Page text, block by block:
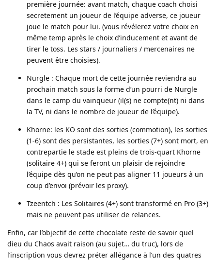
première journée: avant match, chaque coach choisi
secretement un joueur de l’équipe adverse, ce joueur
joue le match pour lui. (vous révélerez votre choix en
même temp après le choix d’inducement et avant de
tirer le toss. Les stars / journaliers / mercenaires ne
peuvent être choisies).
Nurgle : Chaque mort de cette journée reviendra au
prochain match sous la forme d’un pourri de Nurgle
dans le camp du vainqueur (il(s) ne compte(nt) ni dans
la TV, ni dans le nombre de joueur de l’équipe).
Khorne: les KO sont des sorties (commotion), les sorties
(1-6) sont des persistantes, les sorties (7+) sont mort, en
contrepartie le stade est pleins de trois-quart Khorne
(solitaire 4+) qui se feront un plaisir de rejoindre
l’équipe dès qu’on ne peut pas aligner 11 joueurs à un
coup d’envoi (prévoir les proxy).
Tzeentch : Les Solitaires (4+) sont transformé en Pro (3+)
mais ne peuvent pas utiliser de relances.
Enfin, car l’objectif de cette chocolate reste de savoir quel
dieu du Chaos avait raison (au sujet… du truc), lors de
l’inscription vous devrez préter allégance à l’un des quatres